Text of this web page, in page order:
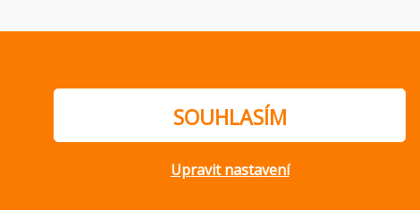
SOUHLASÍM
Upravit nastavení